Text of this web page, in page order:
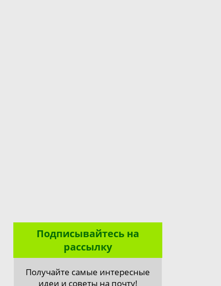
Подписывайтесь на
рассылку
Получайте самые интересные
идеи и советы на почту!